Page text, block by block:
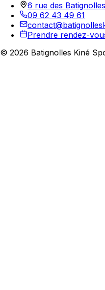
6 rue des
09 62 43 49 61
Prendre rendez-
© 2026 Batignolles Kiné